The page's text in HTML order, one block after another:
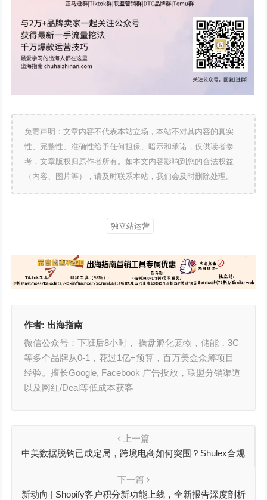
免责声明：文章内容不代表本站立场，本站不对其内容的真实
性、完整性、准确性给予任何担保、暗示和承诺，仅供读者参
考，文章版权归原作者所有。如本文内容影响到您的合法权益
（内容、图片等），请及时联系本站，我们会及时删除处理。
独立站运营
作者: 出海指南
微信公众号：下班后8小时， 操盘孵化宠物，储能，3C
等多个品牌从0-1，花过1亿+预算，百万美金众筹项目
经验。擅长Google, Facebook 广告投放，联盟分销渠道
以及网红/Deal等低成本获客
上一篇
中美数据脱钩已成定局，跨境电商如何突围？Shulex合规
下一篇
新动向 | Shopify客户积分新功能上线，全新报告深度剖析